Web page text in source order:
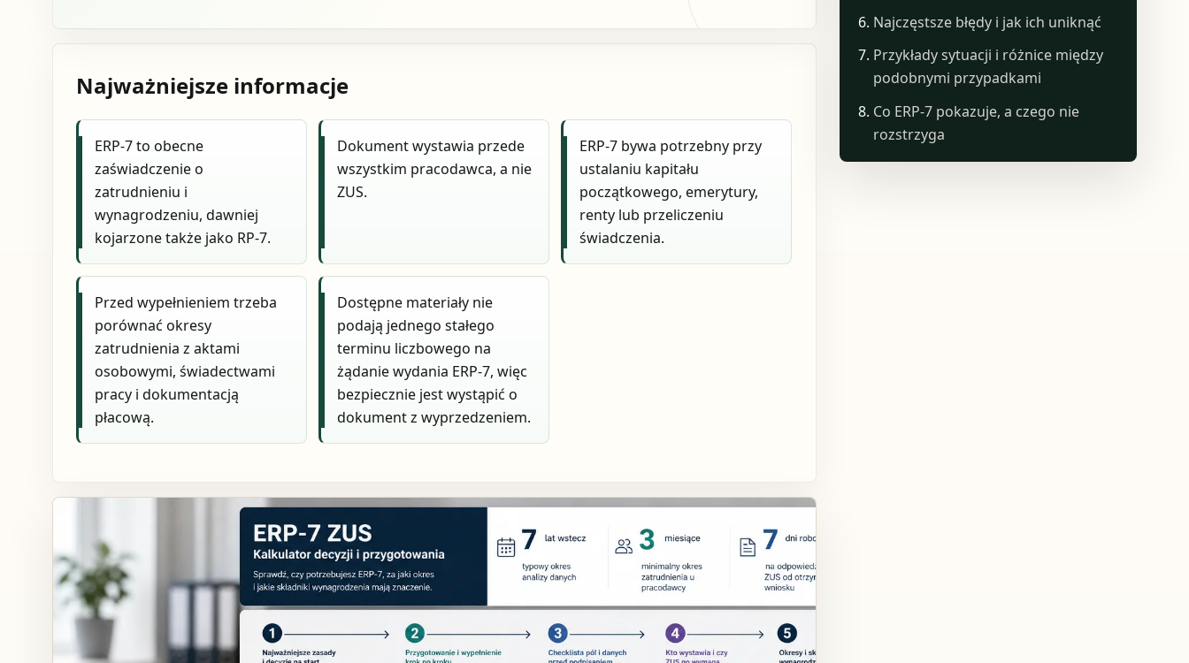
Najważniejsze informacje
ERP-7 to obecne
zaświadczenie o
zatrudnieniu i
wynagrodzeniu, dawniej
kojarzone także jako RP-7.
Dokument wystawia przede
wszystkim pracodawca, a nie
ZUS.
ERP-7 bywa potrzebny przy
ustalaniu kapitału
początkowego, emerytury,
renty lub przeliczeniu
świadczenia.
Przed wypełnieniem trzeba
porównać okresy
zatrudnienia z aktami
osobowymi, świadectwami
pracy i dokumentacją
płacową.
Dostępne materiały nie
podają jednego stałego
terminu liczbowego na
żądanie wydania ERP-7, więc
bezpiecznie jest wystąpić o
dokument z wyprzedzeniem.
Najczęstsze błędy i jak ich uniknąć
Przykłady sytuacji i różnice między
podobnymi przypadkami
Co ERP-7 pokazuje, a czego nie
rozstrzyga